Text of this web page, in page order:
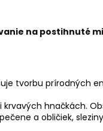
na postihnuté
tvorbu prírodných
hnačkách.
a obličiek,